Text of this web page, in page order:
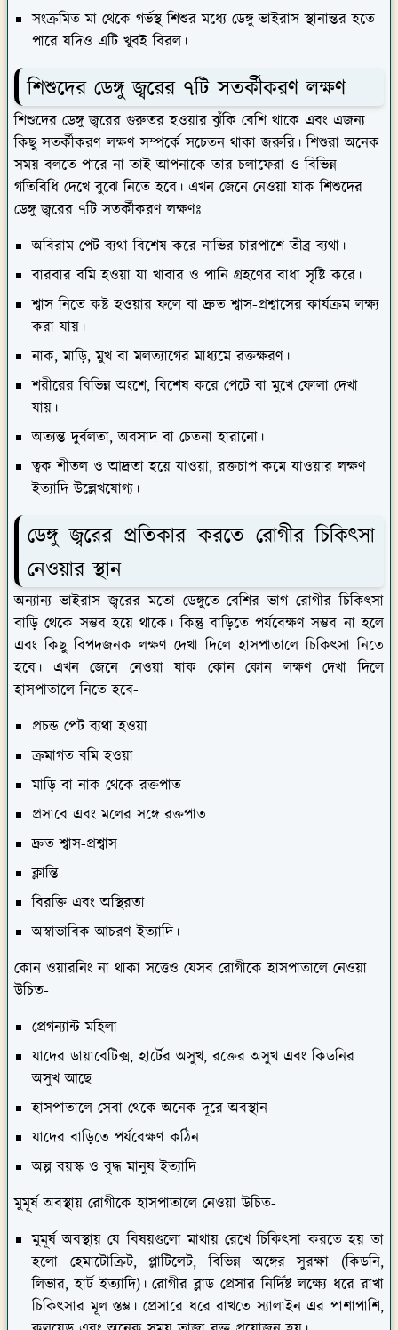
পারে যদিও এটি খুবই বিরল।
শিশুদের ডেঙ্গু জ্বরের ৭টি সতর্কীকরণ লক্ষণ
শিশুদের ডেঙ্গু জ্বরের গুরুতর হওয়ার ঝুঁকি বেশি থাকে এবং এজন্য
কিছু সতর্কীকরণ লক্ষণ সম্পর্কে সচেতন থাকা জরুরি। শিশুরা অনেক
সময় বলতে পারে না তাই আপনাকে তার চলাফেরা ও বিভিন্ন
গতিবিধি দেখে বুঝে নিতে হবে। এখন জেনে নেওয়া যাক শিশুদের
ডেঙ্গু জ্বরের ৭টি সতর্কীকরণ লক্ষণঃ
বারবার বমি হওয়া যা খাবার ও পানি গ্রহণের বাধা সৃষ্টি করে।
শ্বাস নিতে কষ্ট হওয়ার ফলে বা দ্রুত শ্বাস-প্রশ্বাসের কার্যক্রম লক্ষ্য
করা যায়।
নাক, মাড়ি, মুখ বা মলত্যাগের মাধ্যমে রক্তক্ষরণ।
শরীরের বিভিন্ন অংশে, বিশেষ করে পেটে বা মুখে ফোলা দেখা
যায়।
অত্যন্ত দুর্বলতা, অবসাদ বা চেতনা হারানো।
ত্বক শীতল ও আদ্রতা হয়ে যাওয়া, রক্তচাপ কমে যাওয়ার লক্ষণ
ইত্যাদি উল্লেখযোগ্য।
ডেঙ্গু জ্বরের প্রতিকার করতে রোগীর চিকিৎসা
নেওয়ার স্থান
অন্যান্য ভাইরাস জ্বরের মতো ডেঙ্গুতে বেশির ভাগ রোগীর চিকিৎসা
বাড়ি থেকে সম্ভব হয়ে থাকে। কিন্তু বাড়িতে পর্যবেক্ষণ সম্ভব না হলে
এবং কিছু বিপদজনক লক্ষণ দেখা দিলে হাসপাতালে চিকিৎসা নিতে
হবে। এখন জেনে নেওয়া যাক কোন কোন লক্ষণ দেখা দিলে
হাসপাতালে নিতে হবে-
ক্রমাগত বমি হওয়া
মাড়ি বা নাক থেকে রক্তপাত
প্রসাবে এবং মলের সঙ্গে রক্তপাত
দ্রুত শ্বাস-প্রশ্বাস
ক্লান্তি
বিরক্তি এবং অস্থিরতা
অস্বাভাবিক আচরণ ইত্যাদি।
উচিত-
যাদের ডায়াবেটিক্স, হার্টের অসুখ, রক্তের অসুখ এবং কিডনির
অসুখ আছে
হাসপাতালে সেবা থেকে অনেক দূরে অবস্থান
যাদের বাড়িতে পর্যবেক্ষণ কঠিন
অল্প বয়স্ক ও বৃদ্ধ মানুষ ইত্যাদি
হলো হেমাটোক্রিট, প্লাটিলেট, বিভিন্ন অঙ্গের সুরক্ষা (কিডনি,
লিভার, হার্ট ইত্যাদি)। রোগীর ব্লাড প্রেসার নির্দিষ্ট লক্ষ্যে ধরে রাখা
চিকিৎসার মূল স্তম্ভ। প্রেসারে ধরে রাখতে স্যালাইন এর পাশাপাশি,
কলয়েড এবং অনেক সময় তাজা রক্ত প্রয়োজন হয়।